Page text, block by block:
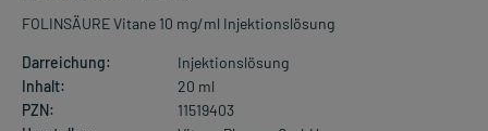
FOLINSÄURE Vitane 10 mg/ml Injektionslösung
Darreichung:
Injektionslösung
Inhalt:
20 ml
PZN:
11519403